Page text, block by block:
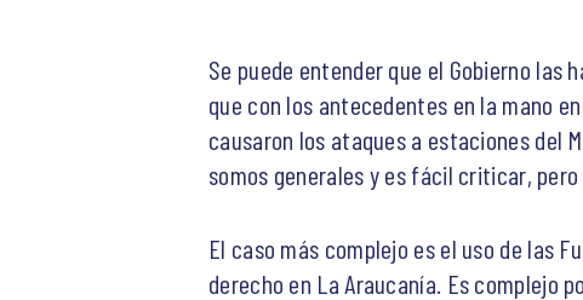
Se puede entender que el Gobierno las
que con los antecedentes en la mano
causaron los ataques a estaciones del
somos generales y es fácil criticar,
El caso más complejo es el uso de las
derecho en La Araucanía. Es complejo